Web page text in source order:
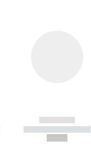
------------
----------- -----------